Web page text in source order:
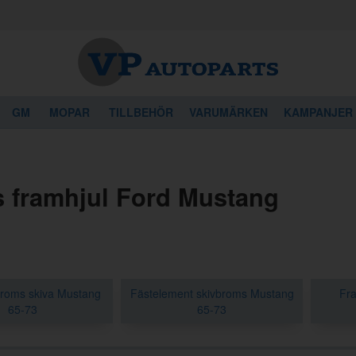
GM MOPAR TILLBEHÖR VARUMÄRKEN KAMPANJER
framhjul Ford Mustang
skiva Mustang
65-73
Fästelement skivbroms Mustang
65-73